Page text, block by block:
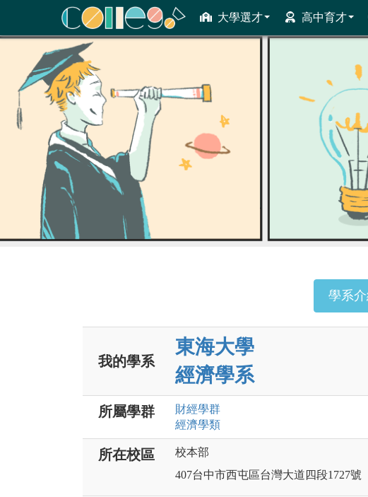
大學選才 高中育才
ColleGo! 大學選才與高中育才輔助系統
學系
我的學系
東海大學
經濟學系
所屬學群 財經學群
經濟學類
所在校區
校本部
407台中市西屯區台灣大道四段1727號